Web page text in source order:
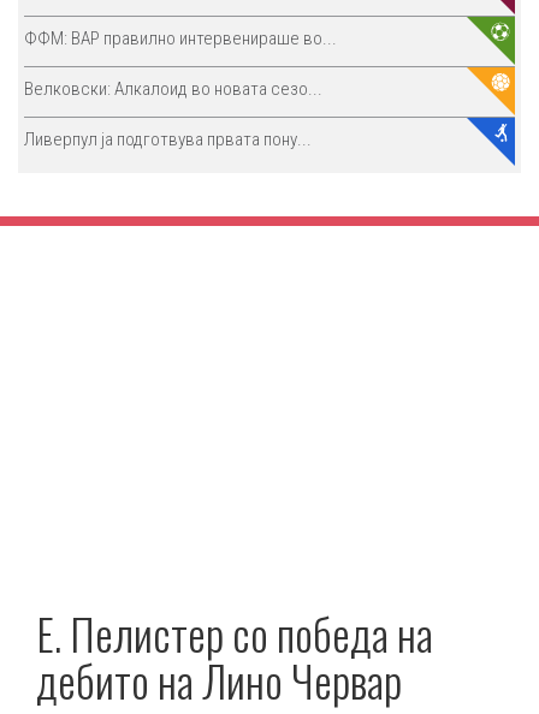
ФФМ: ВАР правилно интервенираше во...
Велковски: Алкалоид во новата сезо...
Ливерпул ја подготвува првата пону...
E. Пелистер со победа на
дебито на Лино Червар